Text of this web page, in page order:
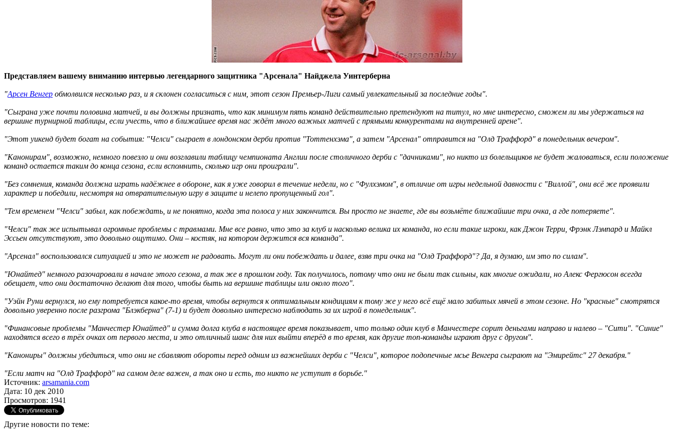
Представляем вашему вниманию интервью легендарного защитника "Арсенала" Найджела Уинтерберна
"Арсен Венгер обмолвился несколько раз, и я склонен согласиться с ним, этот сезон Премьер-Лиги самый увлекательный за последние годы".
"Сыграна уже почти половина матчей, и вы должны признать, что как минимум пять команд действительно претендуют на титул, но мне интересно, сможем ли мы удержаться на
вершине турнирной таблицы, если учесть, что в ближайшее время нас ждёт много важных матчей с прямыми конкурентами на внутренней арене".
"Этот уикенд будет богат на события: "Челси" сыграет в лондонском дерби против "Тоттенхэма", а затем "Арсенал" отправится на "Олд Траффорд" в понедельник вечером".
"Канонирам", возможно, немного повезло и они возглавили таблицу чемпионата Англии после столичного дерби с "дачниками", но никто из болельщиков не будет жаловаться, если положение
команд остается таким до конца сезона, если вспомнить, сколько игр они проиграли".
"Без сомнения, команда должна играть надёжнее в обороне, как я уже говорил в течение недели, но с "Фулхэмом", в отличие от игры недельной давности с "Виллой", они всё же проявили
характер и победили, несмотря на отвратительную игру в защите и нелепо пропущенный гол".
"Тем временем "Челси" забыл, как побеждать, и не понятно, когда эта полоса у них закончится. Вы просто не знаете, где вы возьмёте ближайшие три очка, а где потеряете".
"Челси" так же испытывал огромные проблемы с травмами. Мне все равно, что это за клуб и насколько велика их команда, но если такие игроки, как Джон Терри, Фрэнк Лэмпард и Майкл
Эссьен отсутствуют, это довольно ощутимо. Они – костяк, на котором держится вся команда".
"Арсенал" воспользовался ситуацией и это не может не радовать. Могут ли они побеждать и далее, взяв три очка на "Олд Траффорд"? Да, я думаю, им это по силам".
"Юнайтед" немного разочаровали в начале этого сезона, а так же в прошлом году. Так получилось, потому что они не были так сильны, как многие ожидали, но Алекс Фергюсон всегда
обещает, что они достаточно делают для того, чтобы быть на вершине таблицы или около того".
"Уэйн Руни вернулся, но ему потребуется какое-то время, чтобы вернутся к оптимальным кондициям к тому же у него всё ещё мало забитых мячей в этом сезоне. Но "красные" смотрятся
довольно уверенно после разгрома "Блэкберна" (7-1) и будет довольно интересно наблюдать за их игрой в понедельник".
"Финансовые проблемы "Манчестер Юнайтед" и сумма долга клуба в настоящее время показывает, что только один клуб в Манчестере сорит деньгами направо и налево – "Сити". "Синие"
находятся всего в трёх очках от первого места, и это отличный шанс для них выйти вперёд в то время, как другие топ-команды играют друг с другом".
"Канониры" должны убедиться, что они не сбавляют обороты перед одним из важнейших дерби с "Челси", которое подопечные мсье Венгера сыграют на "Эмирейтс" 27 декабря."
"Если матч на "Олд Траффорд" на самом деле важен, а так оно и есть, то никто не уступит в борьбе."
Источник: arsamania.com
Дата: 10 дек 2010
Просмотров: 1941
Другие новости по теме: